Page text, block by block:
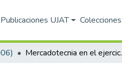
Publicaciones UJAT Colecciones